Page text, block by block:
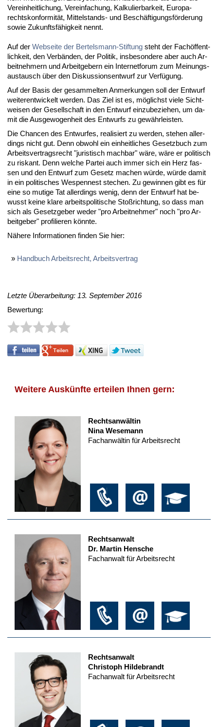
Ver­ein­heit­li­chung, Ver­ein­fa­chung, Kal­ku­lier­bar­keit, Eu­ro­pa­
rechts­kon­for­mi­tät, Mit­tel­stands- und Be­schäf­ti­gungs­för­de­rung
so­wie Zu­kunfts­fä­hig­keit nennt.
Auf der Web­sei­te der Ber­tels­mann-Stif­tung steht der Fach­öf­fent­
lich­keit, den Ver­bän­den, der Po­li­tik, ins­be­son­de­re aber auch Ar­
beit­neh­mern und Ar­beit­ge­bern ein In­ter­net­fo­rum zum Mei­nungs­
aus­tausch über den Dis­kus­si­ons­ent­wurf zur Ver­fü­gung.
Auf der Ba­sis der ge­sam­mel­ten An­mer­kun­gen soll der Ent­wurf
wei­ter­ent­wi­ckelt wer­den. Das Ziel ist es, mög­lichst vie­le Sicht­
wei­sen der Ge­sell­schaft in den Ent­wurf ein­zu­be­zie­hen, um da­
mit die Aus­ge­wo­gen­heit des Ent­wurfs zu ge­währ­leis­ten.
Die Chan­cen des Ent­wur­fes, rea­li­siert zu wer­den, ste­hen al­ler­
dings nicht gut. Denn ob­wohl ein ein­heit­li­ches Ge­setz­buch zum
Ar­beits­ver­trags­recht "ju­ris­tisch mach­bar" wä­re, wä­re er po­li­tisch
zu ris­kant. Denn wel­che Par­tei auch im­mer sich ein Herz fas­
sen und den Ent­wurf zum Ge­setz ma­chen wür­de, wür­de da­mit
in ein po­li­ti­sches Wes­pen­nest ste­chen. Zu ge­win­nen gibt es für
ei­ne so mu­ti­ge Tat al­ler­dings we­nig, denn der Ent­wurf hat be­
wusst kei­ne kla­re ar­beits­po­li­ti­sche Stoß­rich­tung, so dass man
sich als Ge­setz­ge­ber we­der "pro Ar­beit­neh­mer" noch "pro Ar­
beit­ge­ber" pro­fi­lie­ren könn­te.
Nä­he­re In­for­ma­tio­nen fin­den Sie hier:
Hand­buch Ar­beits­recht, Ar­beits­ver­trag
Letzte Überarbeitung: 13. September 2016
Bewertung:
Weitere Auskünfte erteilen Ihnen gern:
Rechtsanwältin
Nina Wesemann
Fachanwältin für Arbeitsrecht
Rechtsanwalt
Dr. Martin Hensche
Fachanwalt für Arbeitsrecht
Rechtsanwalt
Christoph Hildebrandt
Fachanwalt für Arbeitsrecht